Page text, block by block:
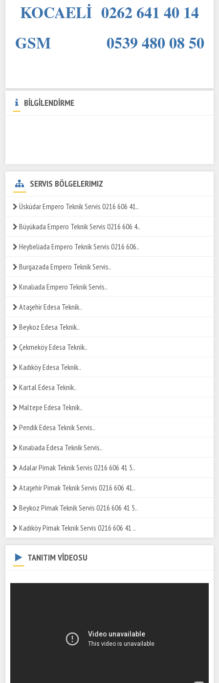
KOCAELİ 0262 641 40 14
GSM 0539 480 08 50
BİLGİLENDİRME
SERVIS BÖLGELERIMIZ
Üsküdar Empero Teknik Servis 0216 606 41..
Büyükada Empero Teknik Servis 0216 606 4..
Heybeliada Empero Teknik Servis 0216 606..
Burgazada Empero Teknik Servis..
Kınalıada Empero Teknik Servis..
Ataşehir Edesa Teknik..
Beykoz Edesa Teknik..
Çekmeköy Edesa Teknik..
Kadıköy Edesa Teknik..
Kartal Edesa Teknik..
Maltepe Edesa Teknik..
Pendik Edesa Teknik Servis..
Kınalıada Edesa Teknik Servis..
Adalar Pimak Teknik Servis 0216 606 41 5..
Ataşehir Pimak Teknik Servis 0216 606 41..
Beykoz Pimak Teknik Servis 0216 606 41 5..
Kadıköy Pimak Teknik Servis 0216 606 41 ..
TANITIM VİDEOSU